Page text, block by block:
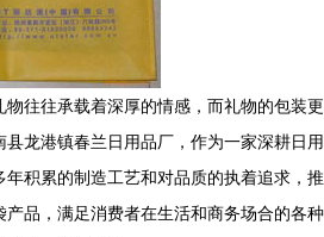
往往承载着深厚的情感，而礼物的包装更
龙港镇春兰日用品厂，作为一家深耕日用
积累的制造工艺和对品质的执着追求，推
品，满足消费者在生活和商务场合的各种